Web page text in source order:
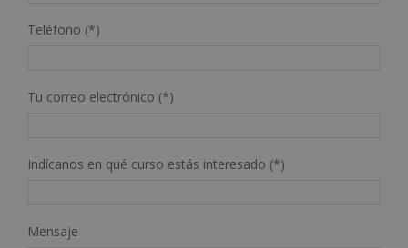
Teléfono (*)
Tu correo electrónico (*)
Indícanos en qué curso estás interesado (*)
Mensaje